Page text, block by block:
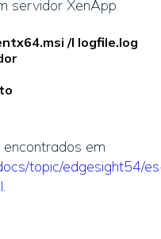
servidor XenApp.
/l logfile.log
em
topic/edgesight54/
.